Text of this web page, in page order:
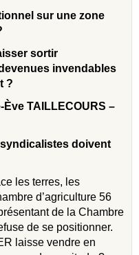
sur une zone
sortir
invendables
?
TAILLECOURS –
doivent
les terres, les
d’agriculture 56
de la Chambre
de se positionner.
laisse vendre en